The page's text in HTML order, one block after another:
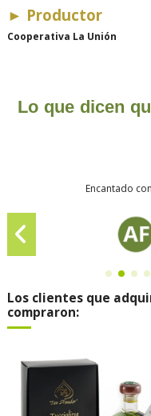
► Productor
Cooperativa La Unión
Lo que dicen
Encantado
Los clientes que
compraron: